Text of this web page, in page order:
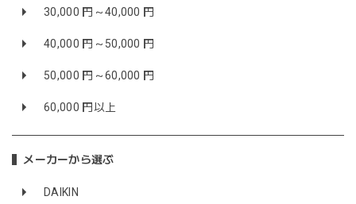
30,000 円～40,000 円
40,000 円～50,000 円
50,000 円～60,000 円
60,000 円以上
メーカーから選ぶ
DAIKIN